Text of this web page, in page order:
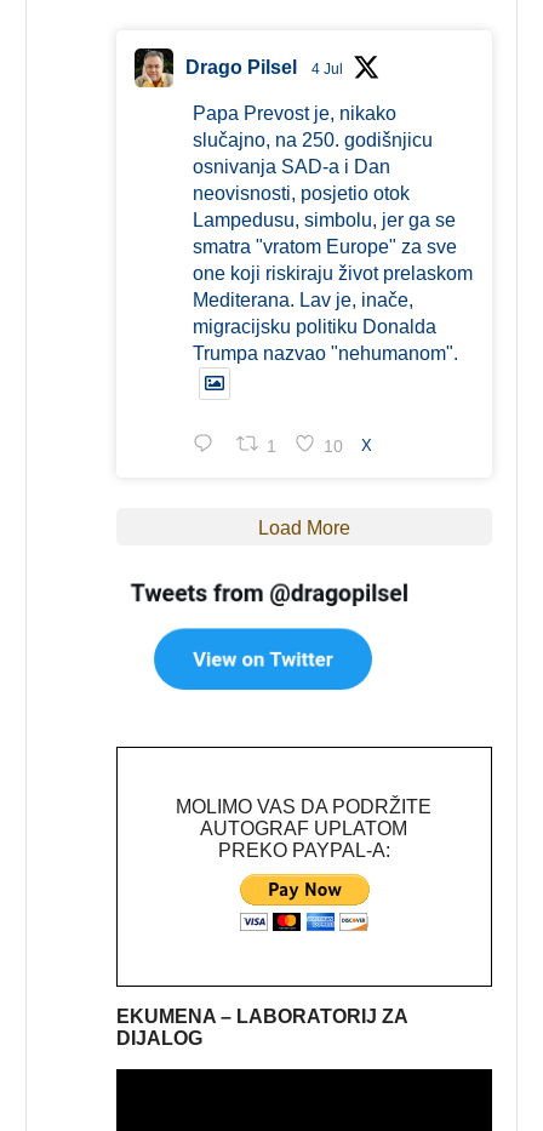
Drago Pilsel 4 Jul
Papa Prevost je, nikako
slučajno, na 250. godišnjicu
osnivanja SAD-a i Dan
neovisnosti, posjetio otok
Lampedusu, simbolu, jer ga se
smatra "vratom Europe" za sve
one koji riskiraju život prelaskom
Mediterana. Lav je, inače,
migracijsku politiku Donalda
Trumpa nazvao "nehumanom".
1 10 X
Load More
MOLIMO VAS DA PODRŽITE
AUTOGRAF UPLATOM
PREKO PAYPAL-A:
EKUMENA – LABORATORIJ ZA
DIJALOG